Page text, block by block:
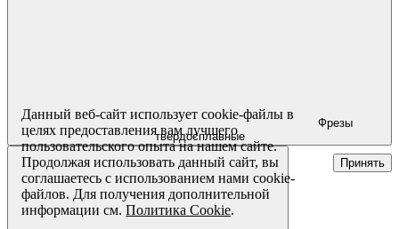
Фрезы
твердосплавные
Данный веб-сайт использует cookie-файлы в
целях предоставления вам лучшего
пользовательского опыта на нашем сайте.
Продолжая использовать данный сайт, вы
соглашаетесь с использованием нами cookie-
файлов. Для получения дополнительной
информации см.Политика Cookie.
Принять